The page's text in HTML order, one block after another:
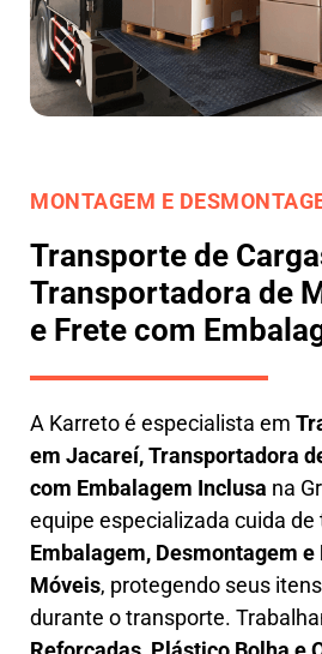
MONTAGEM E
Transporte de
Transportadora de
e Frete com
A Karretoé especialista em
em Jacareí,Transportadora
com Embalagem Inclusa na
equipe especializada cuida de
Embalagem, Desmontagem
Móveis, protegendo seus
durante o transporte.